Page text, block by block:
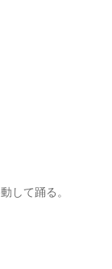
して踊る。